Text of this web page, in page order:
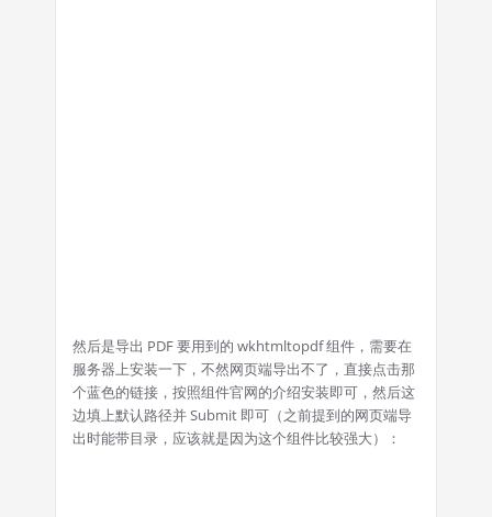
然后是导出 PDF 要用到的 wkhtmltopdf 组件，需要在
服务器上安装一下，不然网页端导出不了，直接点击那
个蓝色的链接，按照组件官网的介绍安装即可，然后这
边填上默认路径并 Submit 即可（之前提到的网页端导
出时能带目录，应该就是因为这个组件比较强大）：